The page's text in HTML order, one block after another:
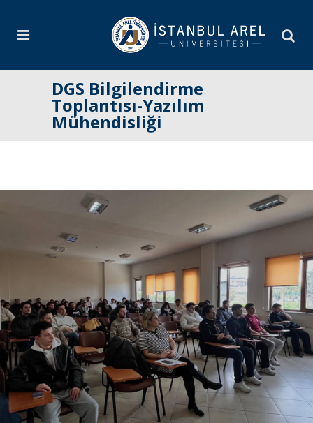
DGS Bilgilendirme
Toplantısı-Yazılım
Mühendisliği